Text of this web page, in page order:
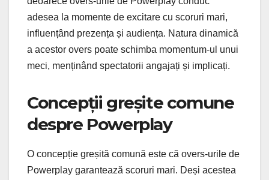
adesea la momente de excitare cu scoruri mari,
influențând prezența și audiența. Natura dinamică
a acestor overs poate schimba momentum-ul unui
meci, menținând spectatorii angajați și implicați.
Concepții greșite comune
despre Powerplay
O concepție greșită comună este că overs-urile de
Powerplay garantează scoruri mari. Deși acestea